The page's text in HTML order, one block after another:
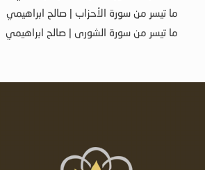
ما تيسر من سورة الأحزاب | صالح ابراهيمي
ما تيسر من سورة الشورى | صالح ابراهيمي